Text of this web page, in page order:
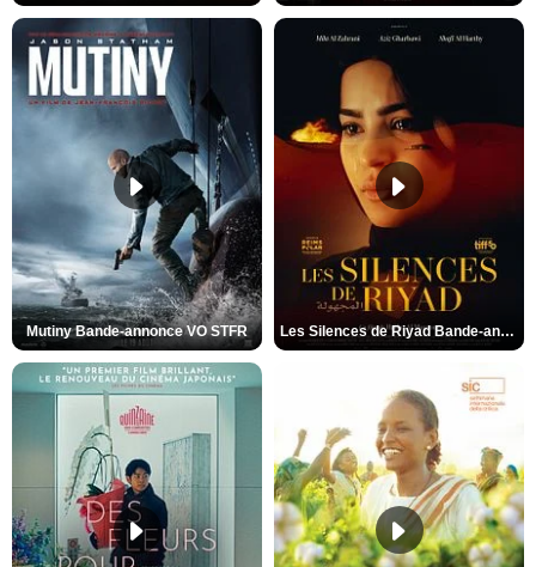
Mutiny Bande-annonce VO STFR Les Silences de Riyad Bande-annonce VO STFR